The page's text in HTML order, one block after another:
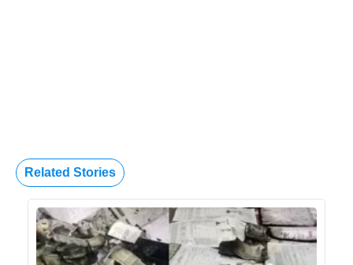
Related Stories